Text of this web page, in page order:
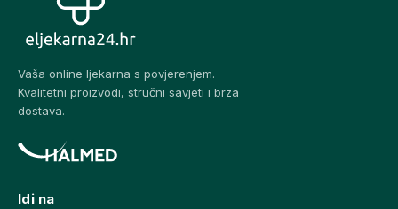
Vaša online ljekarna s povjerenjem.
Kvalitetni proizvodi, stručni savjeti i brza
dostava.
Idi na